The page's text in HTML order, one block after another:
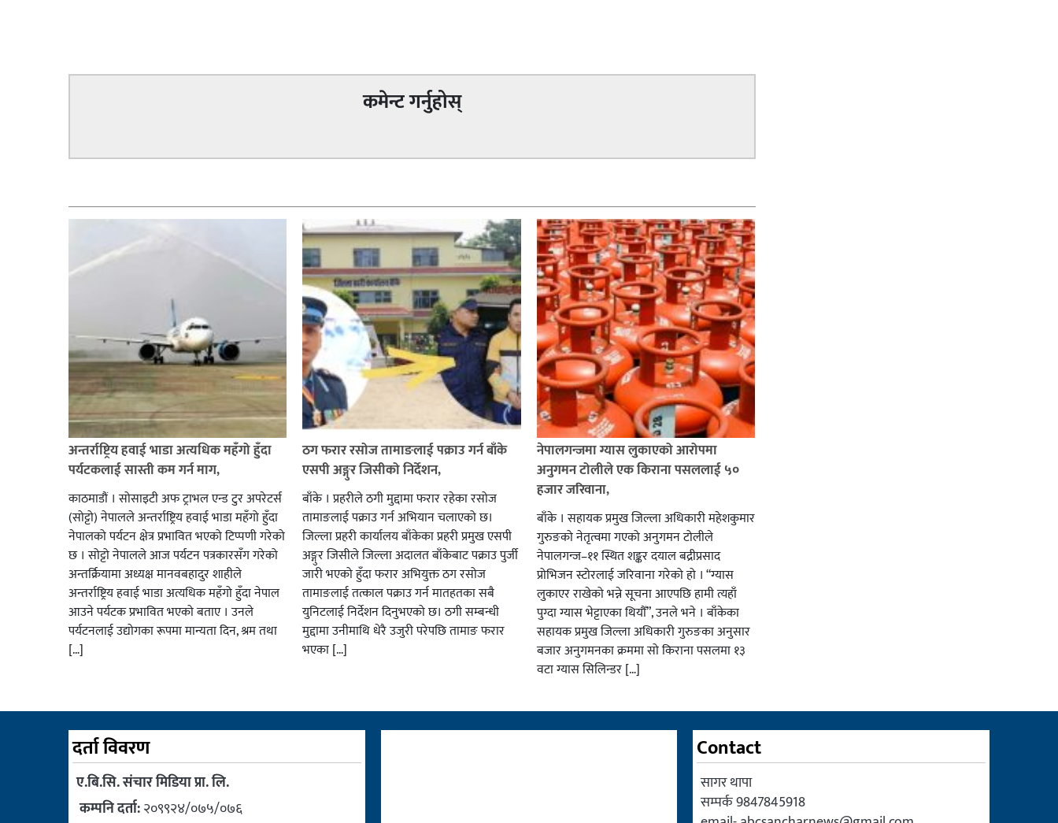
जीवनशैली
कमेन्ट गर्नुहोस्
अन्तर्राष्ट्रिय हवाई भाडा अत्यधिक महँगो हुँदा
पर्यटकलाई सास्ती कम गर्न माग,
काठमाडौं । सोसाइटी अफ ट्राभल एन्ड टुर अपरेटर्स
(सोट्टो) नेपालले अन्तर्राष्ट्रिय हवाई भाडा महँगो हुँदा
नेपालको पर्यटन क्षेत्र प्रभावित भएको टिप्पणी गरेको
छ । सोट्टो नेपालले आज पर्यटन पत्रकारसँग गरेको
अन्तर्क्रियामा अध्यक्ष मानवबहादुर शाहीले
अन्तर्राष्ट्रिय हवाई भाडा अत्यधिक महँगो हुँदा नेपाल
आउने पर्यटक प्रभावित भएको बताए । उनले
पर्यटनलाई उद्योगका रूपमा मान्यता दिन, श्रम तथा
[…]
ठग फरार रसोज तामाङलाई पक्राउ गर्न बाँके
एसपी अङ्गुर जिसीको निर्देशन,
बाँके । प्रहरीले ठगी मुद्दामा फरार रहेका रसोज
तामाङलाई पक्राउ गर्न अभियान चलाएको छ।
जिल्ला प्रहरी कार्यालय बाँकेका प्रहरी प्रमुख एसपी
अङ्गुर जिसीले जिल्ला अदालत बाँकेबाट पक्राउ पुर्जी
जारी भएको हुँदा फरार अभियुक्त ठग रसोज
तामाङलाई तत्काल पक्राउ गर्न मातहतका सबै
युनिटलाई निर्देशन दिनुभएको छ। ठगी सम्बन्धी
मुद्दामा उनीमाथि धेरै उजुरी परेपछि तामाङ फरार
भएका […]
नेपालगन्जमा ग्यास लुकाएको आरोपमा
अनुगमन टोलीले एक किराना पसललाई ५०
हजार जरिवाना,
बाँके । सहायक प्रमुख जिल्ला अधिकारी महेशकुमार
गुरुङको नेतृत्वमा गएको अनुगमन टोलीले
नेपालगन्ज–११ स्थित शङ्कर दयाल बद्रीप्रसाद
प्रोभिजन स्टोरलाई जरिवाना गरेको हो । “ग्यास
लुकाएर राखेको भन्ने सूचना आएपछि हामी त्यहाँ
पुग्दा ग्यास भेट्टाएका थियौँ”, उनले भने । बाँकेका
सहायक प्रमुख जिल्ला अधिकारी गुरुङका अनुसार
बजार अनुगमनका क्रममा सो किराना पसलमा १३
वटा ग्यास सिलिन्डर […]
दर्ता विवरण
ए.बि.सि. संचार मिडिया प्रा. लि.
कम्पनि दर्ता:२०९९२४/०७५/०७६
Contact
सागर थापा
सम्पर्क 9847845918